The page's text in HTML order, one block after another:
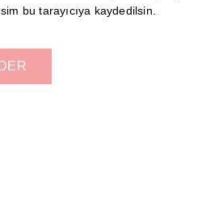
bu tarayıcıya kaydedilsin.